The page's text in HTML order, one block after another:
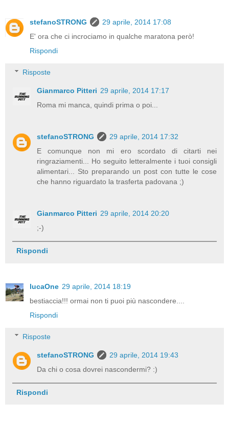
stefanoSTRONG
29 aprile, 2014 17:08
E' ora che ci incrociamo in qualche maratona però!
Rispondi
Risposte
Gianmarco Pitteri 29 aprile, 2014 17:17
Roma mi manca, quindi prima o poi...
stefanoSTRONG
29 aprile, 2014 17:32
E comunque non mi ero scordato di citarti nei
ringraziamenti... Ho seguito letteralmente i tuoi consigli
alimentari... Sto preparando un post con tutte le cose
che hanno riguardato la trasferta padovana ;)
Gianmarco Pitteri 29 aprile, 2014 20:20
;-)
Rispondi
lucaOne 29 aprile, 2014 18:19
bestiaccia!!! ormai non ti puoi più nascondere....
Rispondi
Risposte
stefanoSTRONG
29 aprile, 2014 19:43
Da chi o cosa dovrei nascondermi? :)
Rispondi